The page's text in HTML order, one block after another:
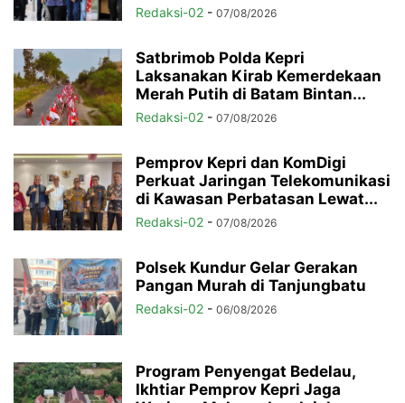
Redaksi-02 - 07/08/2026
Satbrimob Polda Kepri
Laksanakan Kirab Kemerdekaan
Merah Putih di Batam Bintan...
Redaksi-02 - 07/08/2026
Pemprov Kepri dan KomDigi
Perkuat Jaringan Telekomunikasi
di Kawasan Perbatasan Lewat...
Redaksi-02 - 07/08/2026
Polsek Kundur Gelar Gerakan
Pangan Murah di Tanjungbatu
Redaksi-02 - 06/08/2026
Program Penyengat Bedelau,
Ikhtiar Pemprov Kepri Jaga